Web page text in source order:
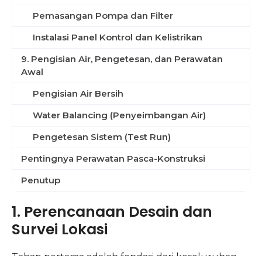
Pemasangan Pompa dan Filter
Instalasi Panel Kontrol dan Kelistrikan
9. Pengisian Air, Pengetesan, dan Perawatan
Awal
Pengisian Air Bersih
Water Balancing (Penyeimbangan Air)
Pengetesan Sistem (Test Run)
Pentingnya Perawatan Pasca-Konstruksi
Penutup
1. Perencanaan Desain dan
Survei Lokasi